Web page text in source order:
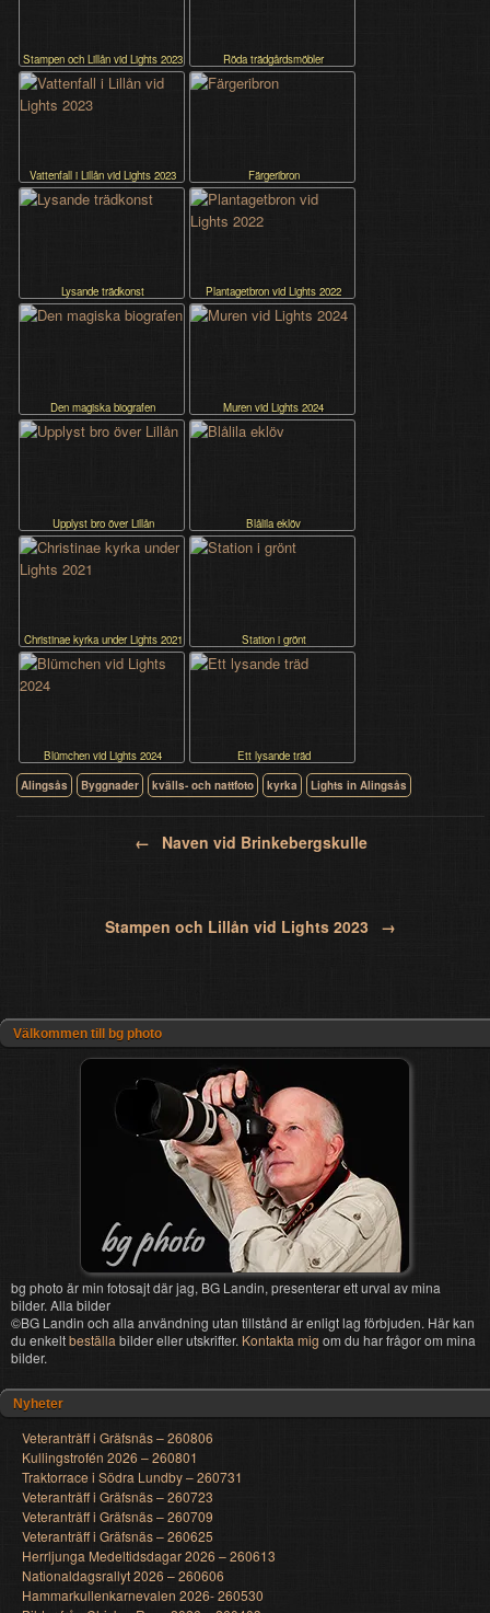
Stampen och Lillån vid Lights 2023 Röda trädgårdsmöbler
Vattenfall i Lillån vid Lights 2023 Färgeribron
Lysande trädkonst Plantagetbron vid Lights 2022
Den magiska biografen Muren vid Lights 2024
Upplyst bro över Lillån Blålila eklöv
Christinae kyrka under Lights 2021 Station i grönt
Blümchen vid Lights 2024
Ett lysande träd
Alingsås
Byggnader kvälls- och nattfoto kyrka Lights in Alingsås
← Naven vid Brinkebergskulle
Stampen och Lillån vid Lights 2023 →
Välkommen till bg photo
bg photo är min fotosajt där jag, BG Landin, presenterar ett urval av mina
bilder. Alla bilder
©BG Landin och alla användning utan tillstånd är enligt lag förbjuden. Här kan
du enkeltbeställa bilder eller utskrifter. Kontakta mig om du har frågor om mina
bilder.
Nyheter
Veteranträff i Gräfsnäs – 260806
Kullingstrofén 2026 – 260801
Traktorrace i Södra Lundby – 260731
Veteranträff i Gräfsnäs – 260723
Veteranträff i Gräfsnäs – 260709
Veteranträff i Gräfsnäs – 260625
Herrljunga Medeltidsdagar 2026 – 260613
Nationaldagsrallyt 2026 – 260606
Hammarkullenkarnevalen 2026- 260530